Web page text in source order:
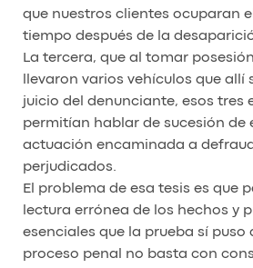
que nuestros clientes ocuparan
tiempo después de la
La tercera, que al tomar
llevaron varios vehículos que allí
juicio del denunciante, esos tres
permitían hablar de sucesión de
actuación encaminada a
perjudicados.
El problema de esa tesis es que
lectura errónea de los hechos y
esenciales que la prueba sí puso
proceso penal no basta con